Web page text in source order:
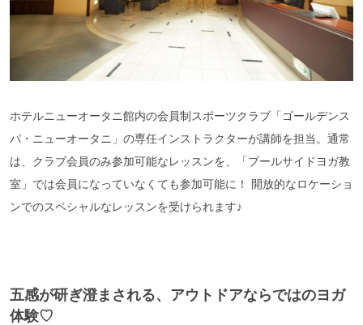
ホテルニューオータニ館内の会員制スポーツクラブ「ゴールデンス
パ・ニューオータニ」の専任インストラクターが講師を担当。通常
は、クラブ会員のみ参加可能なレッスンを、「プールサイドヨガ教
室」では会員になっていなくても参加可能に！ 開放的なロケーショ
ンでのスペシャルなレッスンを受けられます♪
五感が研ぎ澄まされる、アウトドアならではのヨガ
体験♡